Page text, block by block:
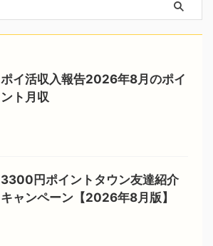
ポイ活収入報告2026年8月のポイ
ント月収
3300円ポイントタウン友達紹介
キャンペーン【2026年8月版】